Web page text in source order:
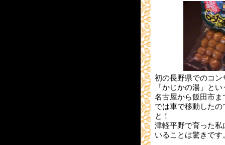
初の長野県でのコ
「かじかの湯」と
名古屋から飯田市
では車で移動した
と！
津軽平野で育った
いることは驚きです